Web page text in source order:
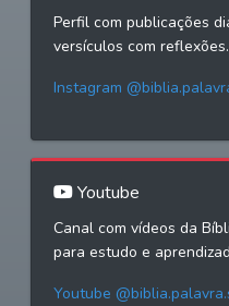
Perfil com publicações
versículos com reflexões.
Instagram
Youtube
Canal com vídeos da
para estudo e
Youtube